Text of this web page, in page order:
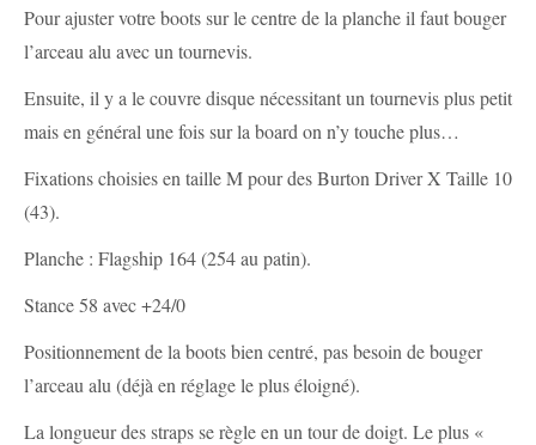
Pour ajuster votre boots sur le centre de la planche il faut bouger
l’arceau alu avec un tournevis.
Ensuite, il y a le couvre disque nécessitant un tournevis plus petit
mais en général une fois sur la board on n’y touche plus…
Fixations choisies en taille M pour des Burton Driver X Taille 10
(43).
Planche : Flagship 164 (254 au patin).
Stance 58 avec +24/0
Positionnement de la boots bien centré, pas besoin de bouger
l’arceau alu (déjà en réglage le plus éloigné).
La longueur des straps se règle en un tour de doigt. Le plus «